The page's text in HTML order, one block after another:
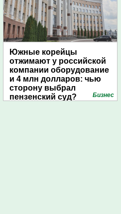
Южные корейцы
отжимают у российской
компании оборудование
и 4 млн долларов: чью
сторону выбрал
пензенский суд?
Бизнес